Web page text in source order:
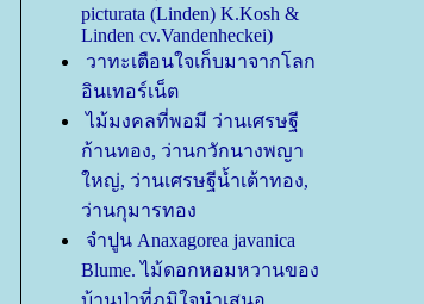
picturata (Linden) K.Kosh &
Linden cv.Vandenheckei)
วาทะเตือนใจเก็บมาจากโลก
อินเทอร์เน็ต
ไม้มงคลที่พอมี ว่านเศรษฐี
ก้านทอง, ว่านกวักนางพญา
หญ่, ว่านเศรษฐีน้ำเต้าทอง,
ว่านกุมารทอง
จำปูน Anaxagorea javanica
Blume. ไม้ดอกหอมหวานของ
บ้านป่าที่ภูมิใจนำเสนอ